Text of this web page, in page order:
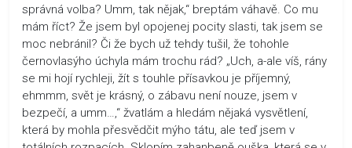
správná volba? Umm, tak nějak,“ breptám váhavě. Co mu
mám říct? Že jsem byl opojenej pocity slasti, tak jsem se
moc nebránil? Či že bych už tehdy tušil, že tohohle
černovlasýho úchyla mám trochu rád? „Uch, a-ale víš, rány
se mi hojí rychleji, žít s touhle přísavkou je příjemný,
ehmmm, svět je krásný, o zábavu není nouze, jsem v
bezpečí, a umm…,“ žvatlám a hledám nějaká vysvětlení,
která by mohla přesvědčit mýho tátu, ale teď jsem v